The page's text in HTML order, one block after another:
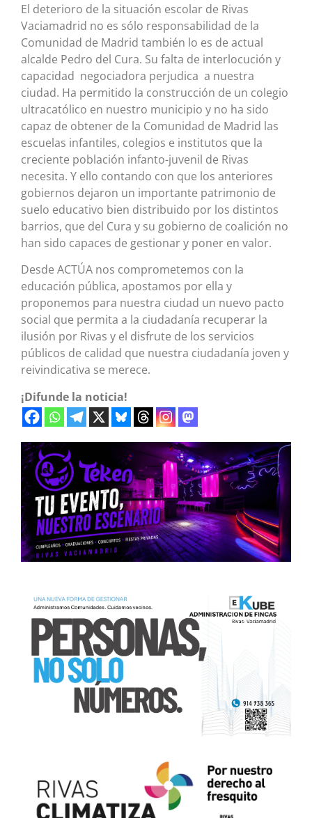
El deterioro de la situación escolar de Rivas
Vaciamadrid no es sólo responsabilidad de la
Comunidad de Madrid también lo es de actual
alcalde Pedro del Cura. Su falta de interlocución y
capacidad negociadora perjudica a nuestra
ciudad. Ha permitido la construcción de un colegio
ultracatólico en nuestro municipio y no ha sido
capaz de obtener de la Comunidad de Madrid las
escuelas infantiles, colegios e institutos que la
creciente población infanto-juvenil de Rivas
necesita. Y ello contando con que los anteriores
gobiernos dejaron un importante patrimonio de
suelo educativo bien distribuido por los distintos
barrios, que del Cura y su gobierno de coalición no
han sido capaces de gestionar y poner en valor.
Desde ACTÚA nos comprometemos con la
educación pública, apostamos por ella y
proponemos para nuestra ciudad un nuevo pacto
social que permita a la ciudadanía recuperar la
ilusión por Rivas y el disfrute de los servicios
públicos de calidad que nuestra ciudadanía joven y
reivindicativa se merece.
¡Difunde la noticia!